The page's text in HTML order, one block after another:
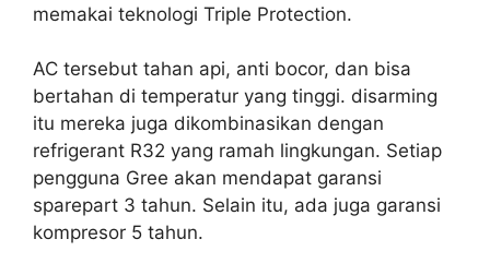
memakai teknologi Triple Protection.
AC tersebut tahan api, anti bocor, dan bisa
bertahan di temperatur yang tinggi. disarming
itu mereka juga dikombinasikan dengan
refrigerant R32 yang ramah lingkungan. Setiap
pengguna Gree akan mendapat garansi
sparepart 3 tahun. Selain itu, ada juga garansi
kompresor 5 tahun.